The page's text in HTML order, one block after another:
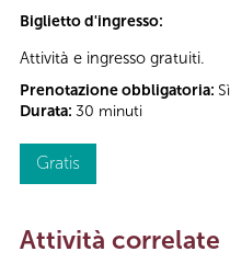
Biglietto d'ingresso:
Attività e ingresso gratuiti.
Prenotazione obbligatoria: Sì
Durata: 30 minuti
Gratis
Attività correlate